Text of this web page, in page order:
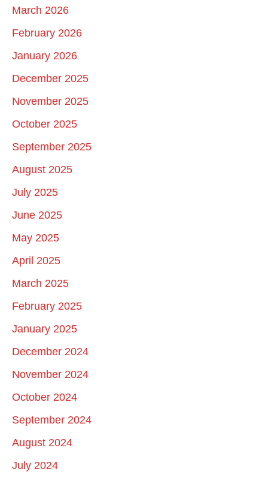
March 2026
February 2026
January 2026
December 2025
November 2025
October 2025
September 2025
August 2025
July 2025
June 2025
May 2025
April 2025
March 2025
February 2025
January 2025
December 2024
November 2024
October 2024
September 2024
August 2024
July 2024